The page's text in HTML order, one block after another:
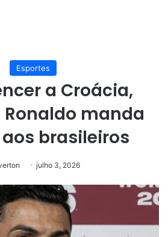
Esportes
a Croácia,
manda
brasileiros
julho 3, 2026